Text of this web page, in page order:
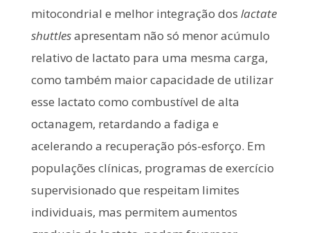
mitocondrial e melhor integração dos lactate
shuttlesapresentam não só menor acúmulo
relativo de lactato para uma mesma carga,
como também maior capacidade de utilizar
esse lactato como combustível de alta
octanagem, retardando a fadiga e
acelerando a recuperação pós-esforço. Em
populações clínicas, programas de exercício
supervisionado que respeitam limites
individuais, mas permitem aumentos